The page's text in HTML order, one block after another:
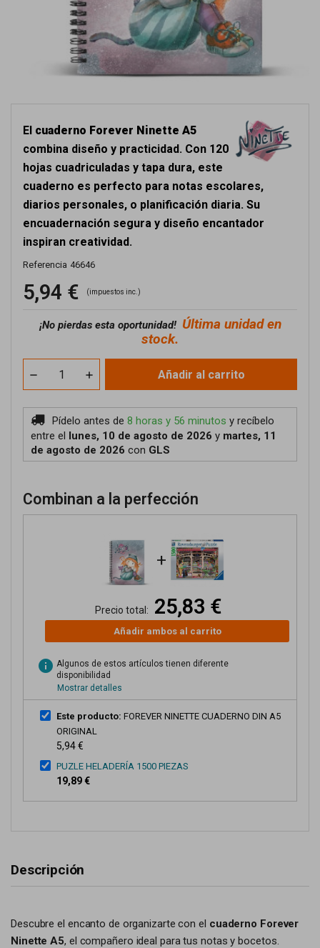
El cuaderno Forever Ninette A5
combina diseño y practicidad. Con 120
hojas cuadriculadas y tapa dura, este
cuaderno es perfecto para notas escolares,
diarios personales, o planificación diaria. Su
encuadernación segura y diseño encantador
inspiran creatividad.
Referencia 46646
5,94 € (impuestos inc.)
¡No pierdas esta oportunidad! Última unidad en
stock.
Añadir al carrito
Pídelo antes de 8 horas y 56 minutos y recíbelo
entre el lunes, 10 de agosto de 2026 y martes, 11
de agosto de 2026 con GLS
Combinan a la perfección
+
Precio total: 25,83 €
Añadir ambos al carrito
info Algunos de estos artículos tienen diferente
disponibilidad
Mostrar detalles
Este producto: FOREVER NINETTE CUADERNO DIN A5
ORIGINAL
5,94 €
PUZLE HELADERÍA 1500 PIEZAS
19,89 €
Descripción
Descubre el encanto de organizarte con el cuaderno Forever
Ninette A5, el compañero ideal para tus notas y bocetos.